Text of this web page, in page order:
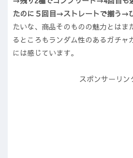
たのに５回目→ストレートで揃う→
たいな、商品そのものの魅力とはま
るところもランダム性のあるガチャ
には感じています。
スポンサーリン